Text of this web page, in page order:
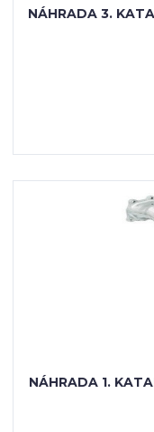
NÁHRADA 3.
NÁHRADA 1.